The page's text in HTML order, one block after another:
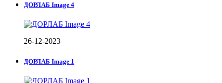
ДОРЛАБ Image 4
26-12-2023
ДОРЛАБ Image 1